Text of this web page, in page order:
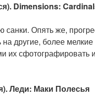
Dimensions:
санки. Опять же,
на другие, более
их сфотографировать
Леди: Маки Полесья